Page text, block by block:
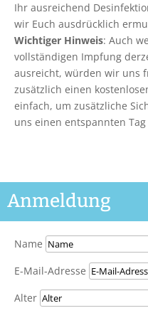
Ihr ausreichend
wir Euch ausdrücklich
Wichtiger Hinweis: Auch
vollständigen Impfung
ausreicht, würden wir uns
zusätzlich einen
einfach, um zusätzliche
uns einen entspannten
Anmeldung
Name
E-Mail-Adresse
Alter